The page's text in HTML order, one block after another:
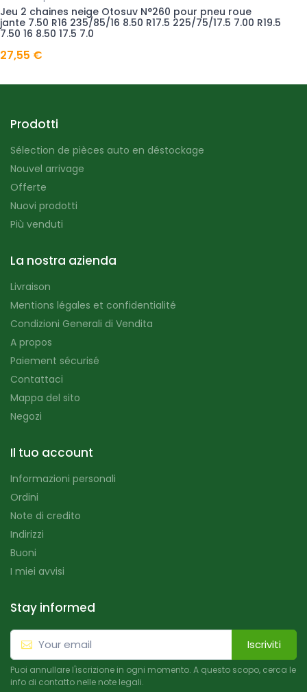
Jeu 2 chaines neige Otosuv N°260 pour pneu roue
jante 7.50 R16 235/85/16 8.50 R17.5 225/75/17.5 7.00 R19.5
7.50 16 8.50 17.5 7.0
27,55 €
Prodotti
Sélection de pièces auto en déstockage
Nouvel arrivage
Offerte
Nuovi prodotti
Più venduti
La nostra azienda
Livraison
Mentions légales et confidentialité
Condizioni Generali di Vendita
A propos
Paiement sécurisé
Contattaci
Mappa del sito
Negozi
Il tuo account
Informazioni personali
Ordini
Note di credito
Indirizzi
Buoni
I miei avvisi
Stay informed
Iscriviti
Puoi annullare l'iscrizione in ogni momento. A questo scopo, cerca le
info di contatto nelle note legali.